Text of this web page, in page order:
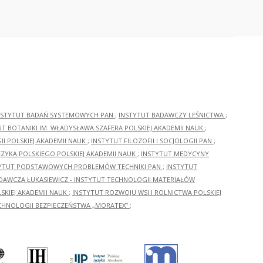
BADAŃ SYSTEMOWYCH PAN ; INSTYTUT BADAWCZY LEŚNICTWA ;
BOTANIKI IM. WŁADYSŁAWA SZAFERA POLSKIEJ AKADEMII NAUK ;
POLSKIEJ AKADEMII NAUK ; INSTYTUT FILOZOFII I SOCJOLOGII PAN ;
POLSKIEGO POLSKIEJ AKADEMII NAUK ; INSTYTUT MEDYCYNY
PODSTAWOWYCH PROBLEMÓW TECHNIKI PAN ; INSTYTUT
ŁUKASIEWICZ - INSTYTUT TECHNOLOGII MATERIAŁÓW
AKADEMII NAUK ; INSTYTUT ROZWOJU WSI I ROLNICTWA POLSKIEJ
BEZPIECZEŃSTWA „MORATEX” ;